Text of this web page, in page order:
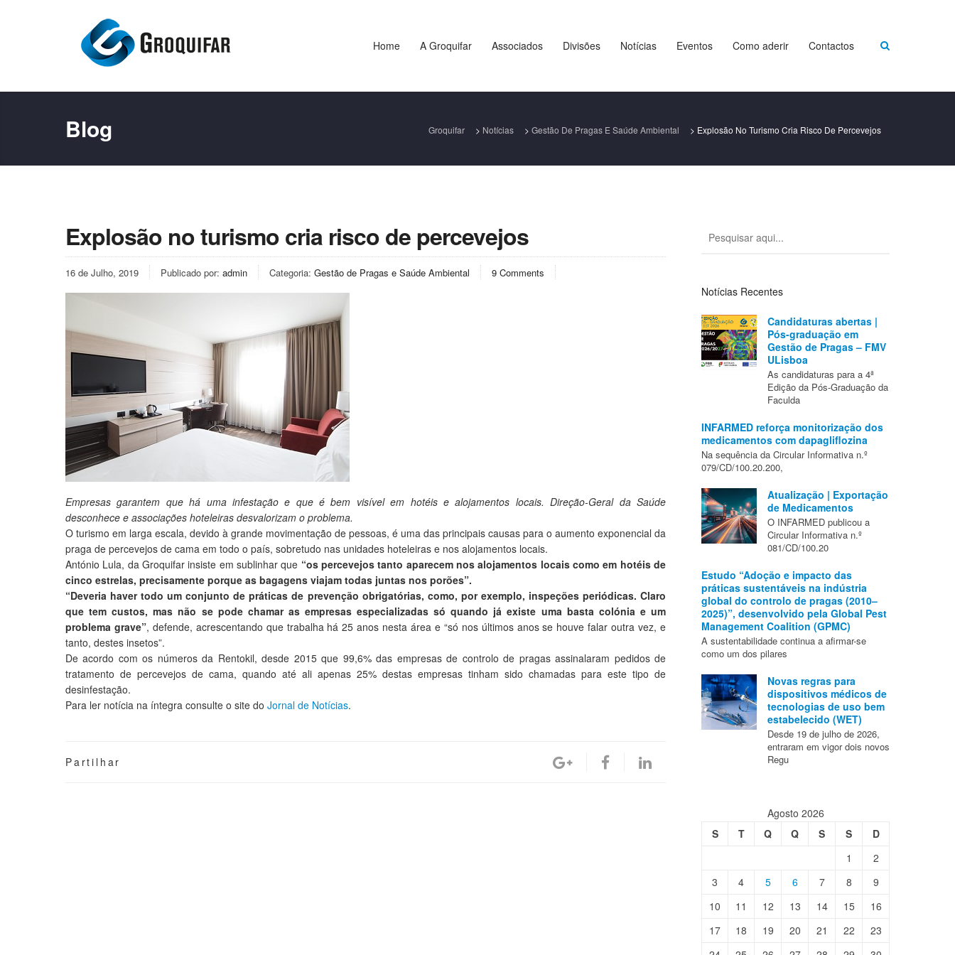
Home A Groquifar Associados Divisões Notícias Eventos Como aderir Contactos
Blog Groquifar > Notícias > Gestão De Pragas E Saúde Ambiental > Explosão No Turismo Cria Risco De Percevejos
Explosão no turismo cria risco de percevejos
16 de Julho, 2019 Publicado por: admin Categoria: Gestão de Pragas e Saúde Ambiental 9 Comments
Empresas garantem que há uma infestação e que é bem visível em hotéis e alojamentos locais. Direção-Geral da Saúde
desconhece e associações hoteleiras desvalorizam o problema.
O turismo em larga escala, devido à grande movimentação de pessoas, é uma das principais causas para o aumento exponencial da
praga de percevejos de cama em todo o país, sobretudo nas unidades hoteleiras e nos alojamentos locais.
António Lula, da Groquifar insiste em sublinhar que “os percevejos tanto aparecem nos alojamentos locais como em hotéis de
cinco estrelas, precisamente porque as bagagens viajam todas juntas nos porões”.
“Deveria haver todo um conjunto de práticas de prevenção obrigatórias, como, por exemplo, inspeções periódicas. Claro
que tem custos, mas não se pode chamar as empresas especializadas só quando já existe uma basta colónia e um
problema grave”, defende, acrescentando que trabalha há 25 anos nesta área e “só nos últimos anos se houve falar outra vez, e
tanto, destes insetos”.
De acordo com os números da Rentokil, desde 2015 que 99,6% das empresas de controlo de pragas assinalaram pedidos de
tratamento de percevejos de cama, quando até ali apenas 25% destas empresas tinham sido chamadas para este tipo de
desinfestação.
Para ler notícia na íntegra consulte o site do Jornal de Notícias.
Partilhar
Notícias Recentes
Candidaturas abertas |
Pós-graduação em
Gestão de Pragas – FMV
ULisboa
As candidaturas para a 4ª
Edição da Pós-Graduação da
Faculda
INFARMED reforça monitorização dos
medicamentos com dapagliflozina
Na sequência da Circular Informativa n.º
079/CD/100.20.200,
Atualização | Exportação
de Medicamentos
O INFARMED publicou a
Circular Informativa n.º
081/CD/100.20
Estudo “Adoção e impacto das
práticas sustentáveis na indústria
global do controlo de pragas (2010–
2025)”, desenvolvido pela Global Pest
Management Coalition (GPMC)
A sustentabilidade continua a afirmar-se
como um dos pilares
Novas regras para
dispositivos médicos de
tecnologias de uso bem
estabelecido (WET)
Desde 19 de julho de 2026,
entraram em vigor dois novos
Regu
Agosto 2026
S
T Q Q S S
D
1
2
3
4 5 6 7 8
9
10
11 12 13 14 15
16
17
18 19 20 21 22
23